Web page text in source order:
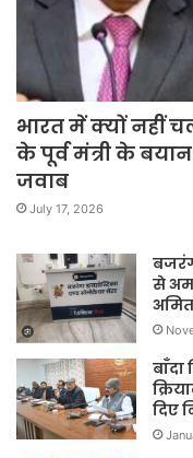
भारत में क्यों नहीं
के पूर्व मंत्री के
जवाब
July 17, 2026
से
दिए